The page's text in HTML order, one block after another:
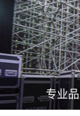
专业